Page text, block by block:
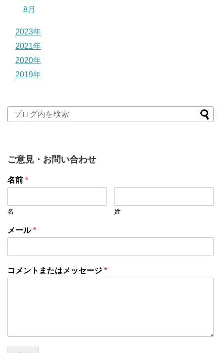
8月
2023年
2021年
2020年
2019年
ご意見・お問い合わせ
名前 *
名 姓
メール*
コメントまたはメッセージ *